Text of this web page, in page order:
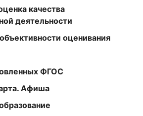
качества
деятельности
оценивания
ФГОС
Афиша